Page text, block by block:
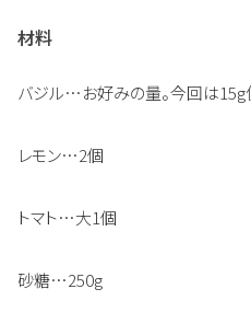
材料
バジル…お好みの量。今回は15g
レモン…2個
トマト…大1個
砂糖…250g